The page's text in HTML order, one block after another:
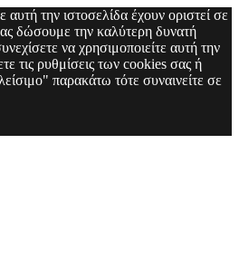
την ιστοσελίδα έχουν οριστεί σε
δώσουμε την καλύτερη δυνατή
να χρησιμοποιείτε αυτή την
τις ρυθμίσεις των cookies σας ή
παρακάτω τότε συναινείτε σε